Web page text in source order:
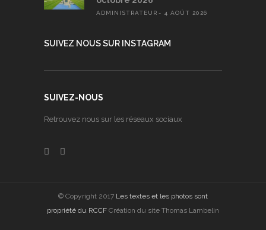
ADMINISTRATEUR 4 AOÛT 2026
SUIVEZ NOUS SUR INSTAGRAM
SUIVEZ-NOUS
Retrouvez nous sur les réseaux sociaux
© Copyright 2017 Les textes et les photos sont
propriété du RCCF Création du site Thomas Lambelin